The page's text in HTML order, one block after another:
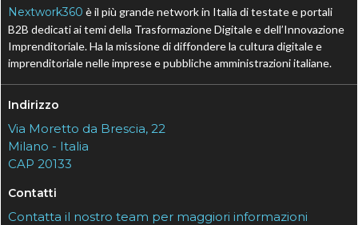
Nextwork360 è il più grande network in Italia di testate e portali
B2B dedicati ai temi della Trasformazione Digitale e dell’Innovazione
Imprenditoriale. Ha la missione di diffondere la cultura digitale e
imprenditoriale nelle imprese e pubbliche amministrazioni italiane.
Indirizzo
Via Moretto da Brescia, 22
Milano - Italia
CAP 20133
Contatti
Contatta il nostro team per maggiori informazioni